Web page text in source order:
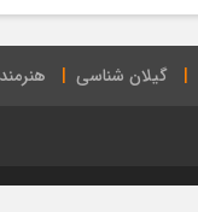
گیلان شناسی